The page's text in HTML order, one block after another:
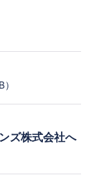
ズ株式会社へ